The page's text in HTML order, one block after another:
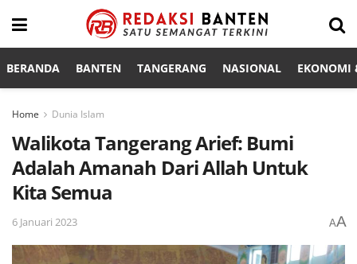
BERANDA BANTEN TANGERANG NASIONAL EKONOMI
Home Dunia Islam
Walikota Tangerang Arief: Bumi
Adalah Amanah Dari Allah Untuk
Kita Semua
6 Januari 2023 AA